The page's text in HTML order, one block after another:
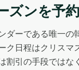
ズンを予
ダーである唯一
日程はクリス
引の手段ではな